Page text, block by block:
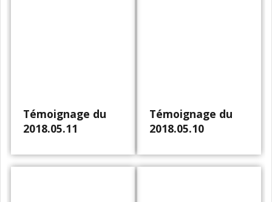
Témoignage du
2018.05.11
Témoignage du
2018.05.10